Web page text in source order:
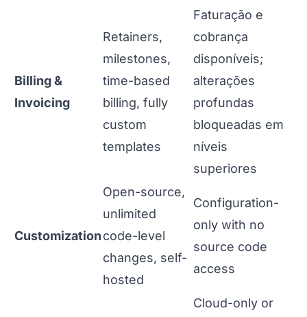
Billing &
Invoicing
Retainers,
milestones,
time-based
billing, fully
custom
templates
Faturação e
cobrança
disponíveis;
alterações
profundas
bloqueadas em
níveis
superiores
Customization
Open-source,
unlimited
code-level
changes, self-
hosted
Configuration-
only with no
source code
access
Cloud-only or